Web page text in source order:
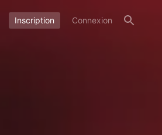
Inscription Connexion